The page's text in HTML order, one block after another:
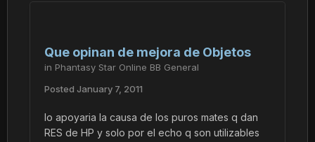
Que opinan de mejora de Objetos
in Phantasy Star Online BB General
Posted January 7, 2011
Io apoyaria la causa de los puros mates q dan
RES de HP y solo por el echo q son utilizables